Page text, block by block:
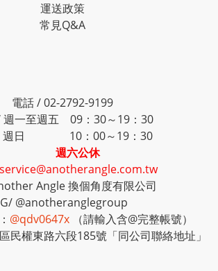
運送政策
常見Q&A
電話 / 02-2792-9199
週一至週五 09：30～19：30
週日 10：00～19：30
週六公休
service@anotherangle.com.tw
Angle 換個角度有限公司
@anotheranglegroup
@qdv0647x
（請輸入含@完整帳號）
民權東路六段185號「同公司聯絡地址」